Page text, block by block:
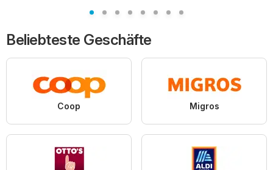
Beliebteste Geschäfte
Coop Migros